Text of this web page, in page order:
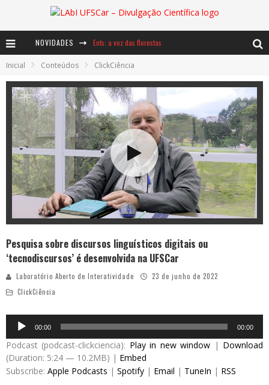
NOVIDADES Ents: a voz das florestas
Notáveis: Bertha Lutz
Baú de Histórias - A jamais imaginada aventura com os moinhos de vento
Inicial Conteúdos ClickCiência
Pesquisa sobre discursos linguísticos digitais ou
‘tecnodiscursos’ é desenvolvida na UFSCar
Laboratório Aberto de Interatividade
23 de junho de 2022
ClickCiência
Audio
Player
00:00 00:00
Podcast (podcast-clickciencia): Play in new window | Download
(Duration: 5:24 — 10.2MB) | Embed
Subscribe: Apple Podcasts | Spotify | Email | TuneIn | RSS